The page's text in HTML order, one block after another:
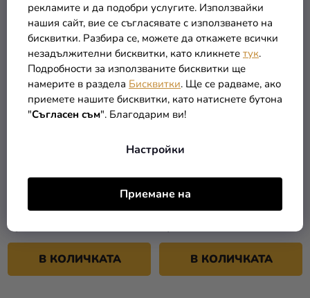
рекламите и да подобри услугите. Използвайки
нашия сайт, вие се съгласявате с използването на
бисквитки. Разбира се, можете да откажете всички
незадължителни бисквитки, като кликнете тук.
Подробности за използваните бисквитки ще
намерите в раздела Бисквитки. Ще се радваме, ако
приемете нашите бисквитки, като натиснете бутона
"Съгласен съм". Благодарим ви!
Настройки
Приемане на
Метален балон оранжев
0,15 €
В КОЛИЧКАТА
Метален балон син 28 см
В КОЛИЧКАТА